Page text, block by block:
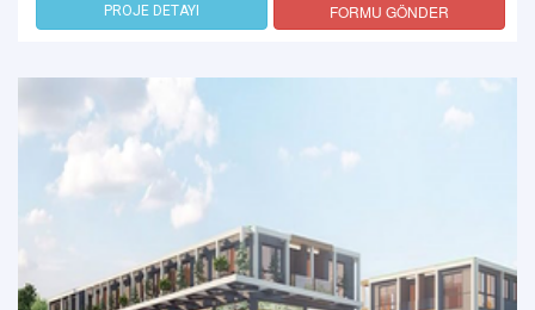
PROJE DETAYI FORMU GÖNDER